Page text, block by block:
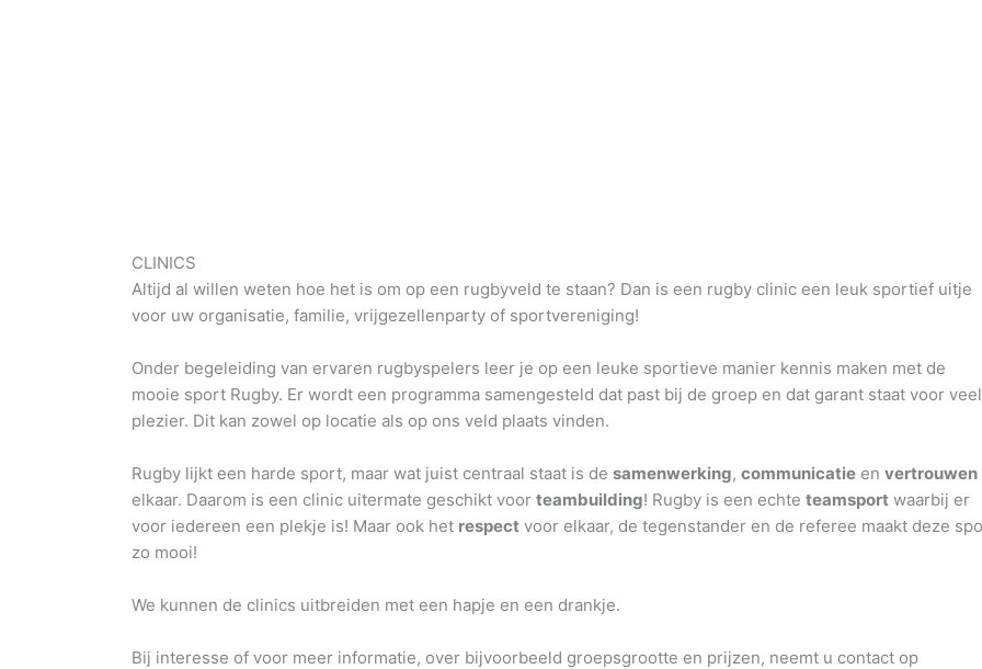
CLINICS
Altijd al willen weten hoe het is om op een rugbyveld te staan? Dan is een rugby clinic een leuk sportief uitje
voor uw organisatie, familie, vrijgezellenparty of sportvereniging!
Onder begeleiding van ervaren rugbyspelers leer je op een leuke sportieve manier kennis maken met de
mooie sport Rugby. Er wordt een programma samengesteld dat past bij de groep en dat garant staat voor veel
plezier. Dit kan zowel op locatie als op ons veld plaats vinden.
Rugby lijkt een harde sport, maar wat juist centraal staat is desamenwerking,communicatie envertrouwen
elkaar. Daarom is een clinic uitermate geschikt voorteambuilding! Rugby is een echteteamsport waarbij er
voor iedereen een plekje is! Maar ook het respect voor elkaar, de tegenstander en de referee maakt deze
zo mooi!
We kunnen de clinics uitbreiden met een hapje en een drankje.
Bij interesse of voor meer informatie, over bijvoorbeeld groepsgrootte en prijzen, neemt u contact op